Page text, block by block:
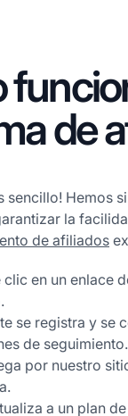
de
sencillo! Hemos
la
de afiliados
de seguimiento.